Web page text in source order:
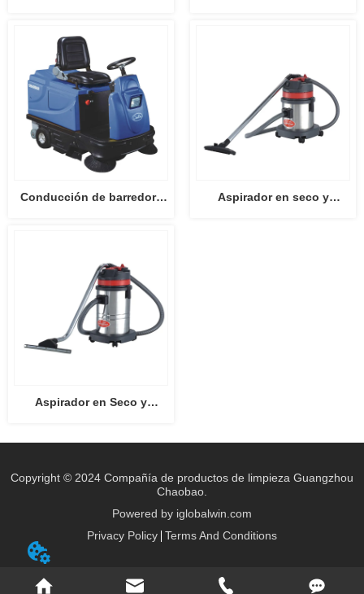
Conducción de barredora Aspirador en seco y
Aspirador en Seco y
Copyright © 2024 Compañía de productos de limpieza Guangzhou
Chaobao.
Powered by iglobalwin.com
Privacy Policy
Terms And Conditions